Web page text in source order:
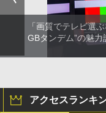
「画質でテレビ選
GBタンデム”の魅
アクセスランキ